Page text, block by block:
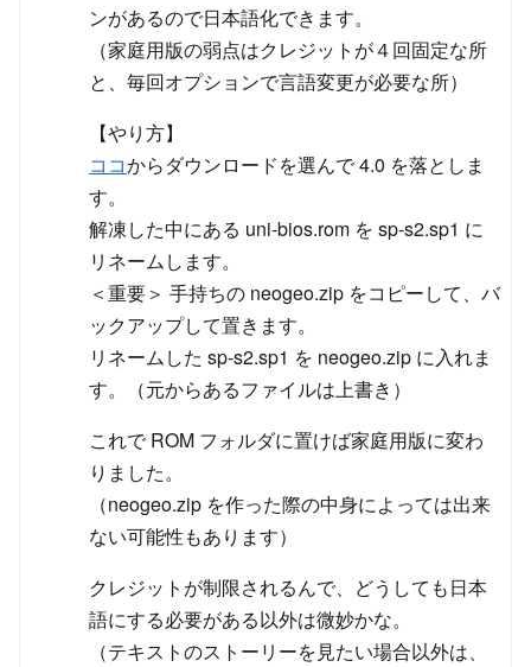
ンがあるので日本語化できます。
（家庭用版の弱点はクレジットが４回固定な所
と、毎回オプションで言語変更が必要な所）
【やり方】
ココからダウンロードを選んで 4.0 を落としま
す。
解凍した中にある uni-bios.rom を sp-s2.sp1 に
リネームします。
＜重要＞ 手持ちの neogeo.zip をコピーして、バ
ックアップして置きます。
リネームした sp-s2.sp1 を neogeo.zip に入れま
す。（元からあるファイルは上書き）
これで ROM フォルダに置けば家庭用版に変わ
りました。
（neogeo.zip を作った際の中身によっては出来
ない可能性もあります）
クレジットが制限されるんで、どうしても日本
語にする必要がある以外は微妙かな。
（テキストのストーリーを見たい場合以外は、